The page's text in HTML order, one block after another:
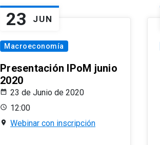
23 JUN
Macroeconomía
Presentación IPoM junio
2020
23 de Junio de 2020
12:00
Webinar con inscripción